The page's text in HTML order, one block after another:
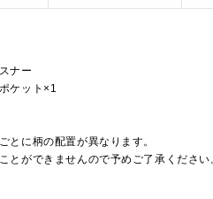
ナー
ケット×1
とに柄の配置が異なります。
とができませんので予めご了承ください